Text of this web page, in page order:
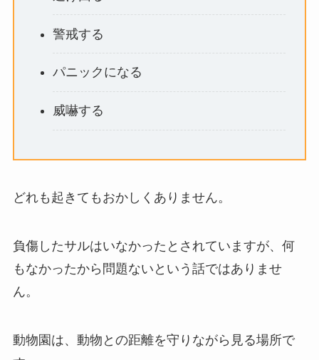
警戒する
パニックになる
威嚇する
どれも起きてもおかしくありません。
負傷したサルはいなかったとされていますが、何
もなかったから問題ないという話ではありませ
ん。
動物園は、動物との距離を守りながら見る場所で